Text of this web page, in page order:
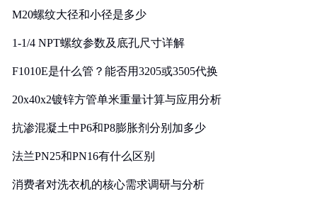
M20螺纹大径和小径是多少
1-1/4 NPT螺纹参数及底孔尺寸详解
F1010E是什么管？能否用3205或3505代换
20x40x2镀锌方管单米重量计算与应用分析
抗渗混凝土中P6和P8膨胀剂分别加多少
法兰PN25和PN16有什么区别
消费者对洗衣机的核心需求调研与分析